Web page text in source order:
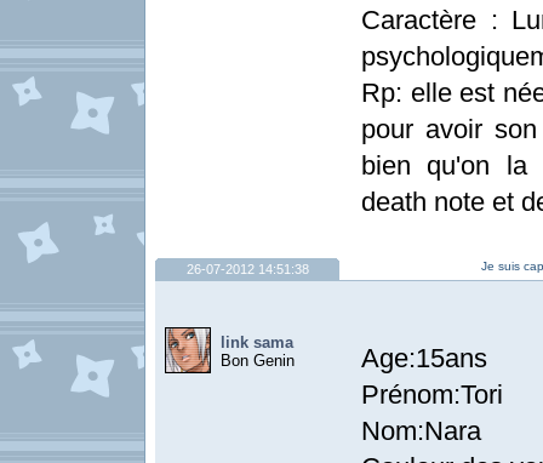
Caractère :
Rp: elle est
pour avoir
bien qu'on la
death note et
Je suis
26-07-2012 14:51:38
link sama
Bon Genin
Age:15ans
Prénom:Tori
Nom:Nara